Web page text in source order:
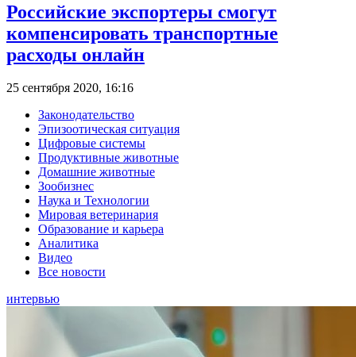
Российские экспортеры смогут
компенсировать транспортные
расходы онлайн
25 сентября 2020, 16:16
Законодательство
Эпизоотическая ситуация
Цифровые системы
Продуктивные животные
Домашние животные
Зообизнес
Наука и Технологии
Мировая ветеринария
Образование и карьера
Аналитика
Видео
Все новости
интервью